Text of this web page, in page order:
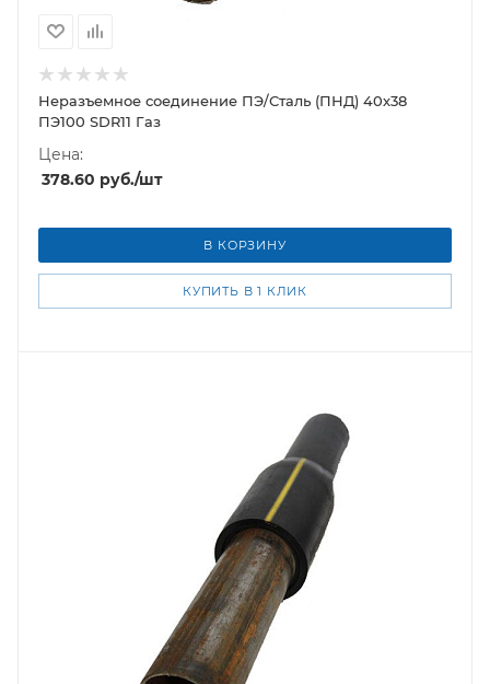
Неразъемное соединение ПЭ/Сталь (ПНД) 40х38
ПЭ100 SDR11 Газ
Цена:
378.60 руб./шт
В КОРЗИНУ
КУПИТЬ В 1 КЛИК